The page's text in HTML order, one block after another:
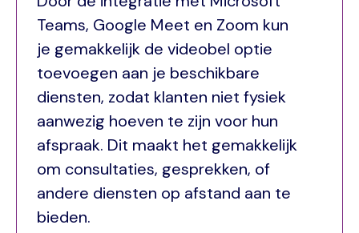
Teams, Google Meet en Zoom kun
je gemakkelijk de videobel optie
toevoegen aan je beschikbare
diensten, zodat klanten niet fysiek
aanwezig hoeven te zijn voor hun
afspraak. Dit maakt het gemakkelijk
om consultaties, gesprekken, of
andere diensten op afstand aan te
bieden.